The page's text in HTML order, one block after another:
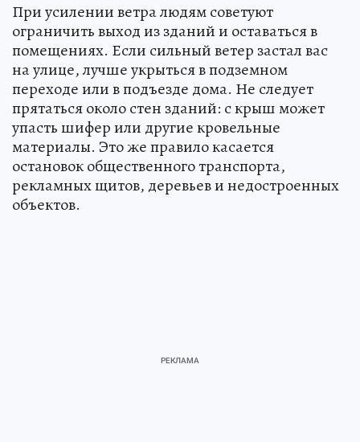
При усилении ветра людям советуют
ограничить выход из зданий и оставаться в
помещениях. Если сильный ветер застал вас
на улице, лучше укрыться в подземном
переходе или в подъезде дома. Не следует
прятаться около стен зданий: с крыш может
упасть шифер или другие кровельные
материалы. Это же правило касается
остановок общественного транспорта,
рекламных щитов, деревьев и недостроенных
объектов.